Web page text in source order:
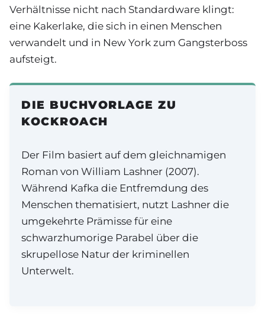
Verhältnisse nicht nach Standardware klingt:
eine Kakerlake, die sich in einen Menschen
verwandelt und in New York zum Gangsterboss
aufsteigt.
DIE BUCHVORLAGE ZU
KOCKROACH
Der Film basiert auf dem gleichnamigen
Roman von William Lashner (2007).
Während Kafka die Entfremdung des
Menschen thematisiert, nutzt Lashner die
umgekehrte Prämisse für eine
schwarzhumorige Parabel über die
skrupellose Natur der kriminellen
Unterwelt.